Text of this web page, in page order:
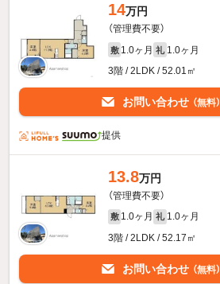
14万円
（管理費不要）
敷 1.0ヶ月 礼 1.0ヶ月
3階 / 2LDK / 52.01㎡
お問い合わせ （無料）
提供
13.8万円
（管理費不要）
敷 1.0ヶ月 礼 1.0ヶ月
3階 / 2LDK / 52.17㎡
お問い合わせ （無料）